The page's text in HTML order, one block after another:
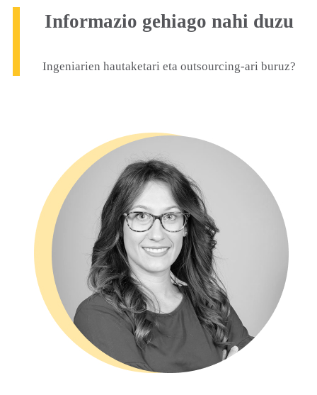
Informazio gehiago nahi duzu
Ingeniarien hautaketari eta outsourcing-ari buruz?